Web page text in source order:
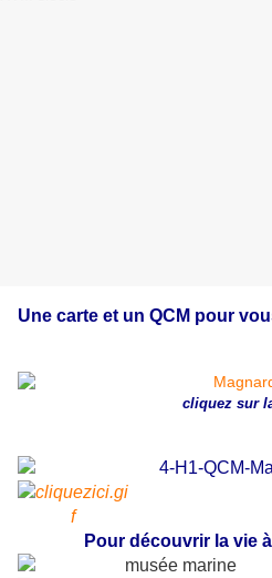
Une carte et un QCM pour
cliquez sur
Pour découvrir la vie